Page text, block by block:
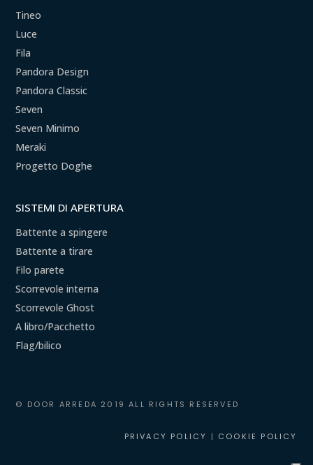
Tineo
Luce
Fila
Pandora Design
Pandora Classic
Seven
Seven Minimo
Meraki
Progetto Doghe
SISTEMI DI APERTURA
Battente a spingere
Battente a tirare
Filo parete
Scorrevole interna
Scorrevole Ghost
A libro/Pacchetto
Flag/bilico
© DOOR ARREDA 2019 ALL RIGHTS RESERVED
PRIVACY POLICY | COOKIE POLICY